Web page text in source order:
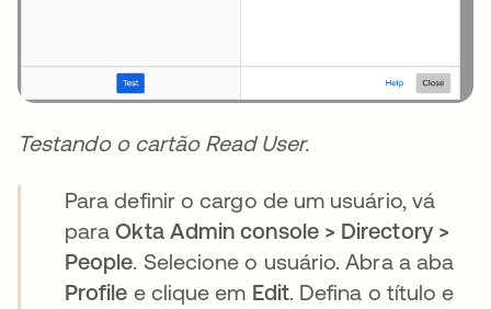
Testando o cartão Read User.
Para definir o cargo de um usuário, vá
paraOkta Admin console > Directory >
People. Selecione o usuário. Abra a aba
Profile e clique em Edit. Defina o título e